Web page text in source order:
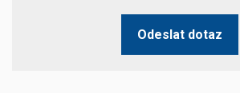
Odeslat dotaz